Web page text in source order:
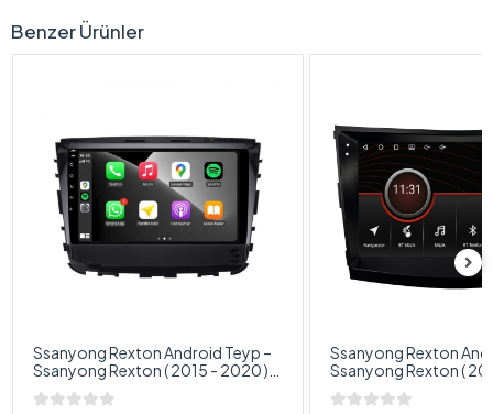
Benzer Ürünler
Ssanyong Rexton Android Teyp –
Ssanyong Rexton ( 2015 - 2020 )
Oem Android Multimedya –
Ssanyong Rexton Android Double
Ssanyong Rexton
Ssanyong Rexton ( 2007 - 2012 )
Oem Android
Ssanyong Rexton